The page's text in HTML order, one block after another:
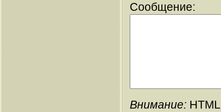
Сообщение:
Внимание: